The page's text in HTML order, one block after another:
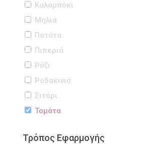
Καλαμπόκι
Μηλιά
Πατάτα
Πιπεριά
Ρύζι
Ροδακινιά
Σιτάρι
Τομάτα
Τρόπος Εφαρμογής